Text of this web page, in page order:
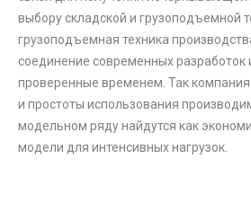
выбору складской и грузоподъемной
грузоподъемная техника
соединение современных разработок
проверенные временем. Так компания
и простоты использования
модельном ряду найдутся как
модели для интенсивных нагрузок.